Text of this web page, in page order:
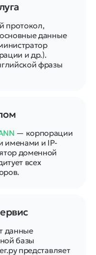
протокол,
данные
и др.).
фразы
— корпорации
именами и IP-
доменной
всех
данные
базы
представляет